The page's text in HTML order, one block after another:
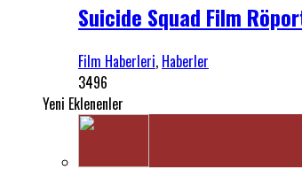
Suicide Squad Film
Film Haberleri, Haberler
3496
Yeni Eklenenler